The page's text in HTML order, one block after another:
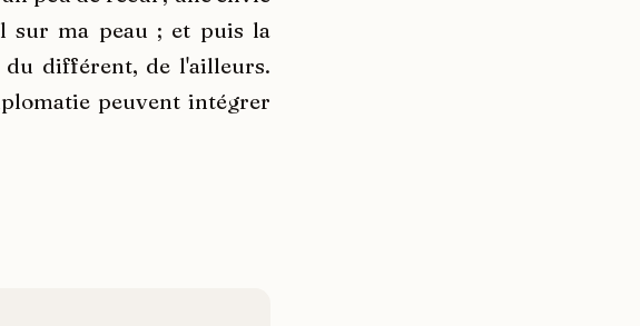
sur ma peau ; et puis la
différent, de l'ailleurs.
peuvent intégrer